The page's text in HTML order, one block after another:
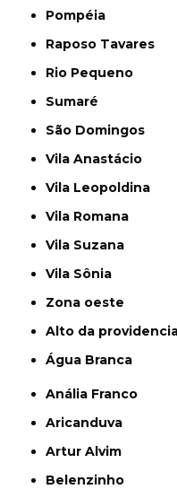
Pompéia
Raposo Tavares
Rio Pequeno
Sumaré
São Domingos
Vila Anastácio
Vila Leopoldina
Vila Romana
Vila Suzana
Vila Sônia
Zona oeste
alto da
Água Branca
Anália Franco
Aricanduva
Artur Alvim
Belenzinho